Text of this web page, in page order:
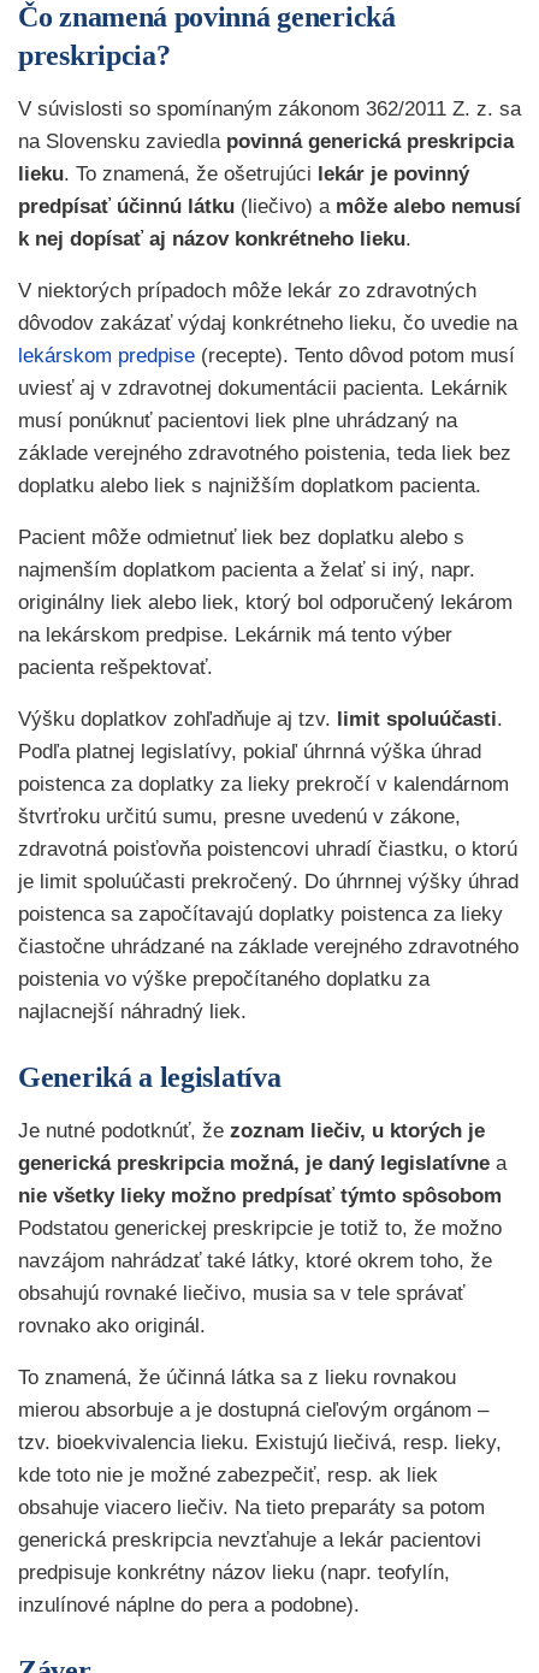
Čo znamená povinná generická
preskripcia?
V súvislosti so spomínaným zákonom 362/2011 Z. z. sa
na Slovensku zaviedla povinná generická preskripcia
lieku. To znamená, že ošetrujúci lekár je povinný
predpísať účinnú látku (liečivo) a môže alebo nemusí
k nej dopísať aj názov konkrétneho lieku.
V niektorých prípadoch môže lekár zo zdravotných
dôvodov zakázať výdaj konkrétneho lieku, čo uvedie na
lekárskom predpise (recepte). Tento dôvod potom musí
uviesť aj v zdravotnej dokumentácii pacienta. Lekárnik
musí ponúknuť pacientovi liek plne uhrádzaný na
základe verejného zdravotného poistenia, teda liek bez
doplatku alebo liek s najnižším doplatkom pacienta.
Pacient môže odmietnuť liek bez doplatku alebo s
najmenším doplatkom pacienta a želať si iný, napr.
originálny liek alebo liek, ktorý bol odporučený lekárom
na lekárskom predpise. Lekárnik má tento výber
pacienta rešpektovať.
Výšku doplatkov zohľadňuje aj tzv. limit spoluúčasti.
Podľa platnej legislatívy, pokiaľ úhrnná výška úhrad
poistenca za doplatky za lieky prekročí v kalendárnom
štvrťroku určitú sumu, presne uvedenú v zákone,
zdravotná poisťovňa poistencovi uhradí čiastku, o ktorú
je limit spoluúčasti prekročený. Do úhrnnej výšky úhrad
poistenca sa započítavajú doplatky poistenca za lieky
čiastočne uhrádzané na základe verejného zdravotného
poistenia vo výške prepočítaného doplatku za
najlacnejší náhradný liek.
Generiká a legislatíva
Je nutné podotknúť, že zoznam liečiv, u ktorých je
generická preskripcia možná, je daný legislatívne a
nie všetky lieky možno predpísať týmto spôsobom
Podstatou generickej preskripcie je totiž to, že možno
navzájom nahrádzať také látky, ktoré okrem toho, že
obsahujú rovnaké liečivo, musia sa v tele správať
rovnako ako originál.
To znamená, že účinná látka sa z lieku rovnakou
mierou absorbuje a je dostupná cieľovým orgánom –
tzv. bioekvivalencia lieku. Existujú liečivá, resp. lieky,
kde toto nie je možné zabezpečiť, resp. ak liek
obsahuje viacero liečiv. Na tieto preparáty sa potom
generická preskripcia nevzťahuje a lekár pacientovi
predpisuje konkrétny názov lieku (napr. teofylín,
inzulínové náplne do pera a podobne).